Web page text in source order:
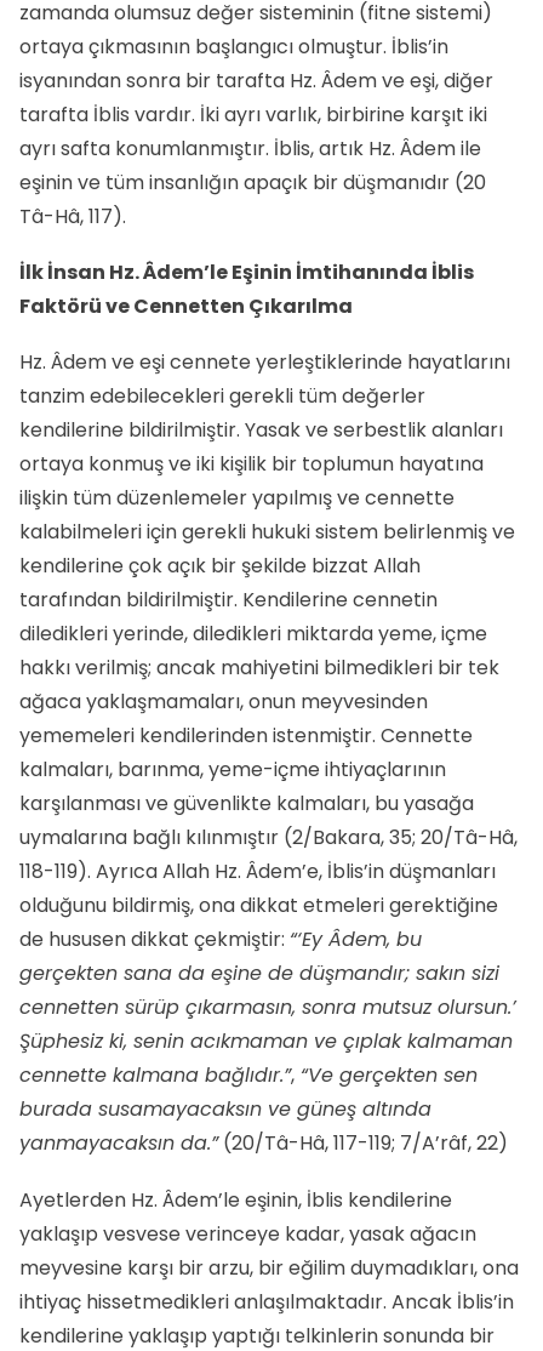
zamanda olumsuz değer sisteminin (fitne sistemi)
ortaya çıkmasının başlangıcı olmuştur. İblis’in
isyanından sonra bir tarafta Hz. Âdem ve eşi, diğer
tarafta İblis vardır. İki ayrı varlık, birbirine karşıt iki
ayrı safta konumlanmıştır. İblis, artık Hz. Âdem ile
eşinin ve tüm insanlığın apaçık bir düşmanıdır (20
Tâ-Hâ, 117).
İlk İnsan Hz. Âdem’le Eşinin İmtihanında İblis
Faktörü ve Cennetten Çıkarılma
Hz. Âdem ve eşi cennete yerleştiklerinde hayatlarını
tanzim edebilecekleri gerekli tüm değerler
kendilerine bildirilmiştir. Yasak ve serbestlik alanları
ortaya konmuş ve iki kişilik bir toplumun hayatına
ilişkin tüm düzenlemeler yapılmış ve cennette
kalabilmeleri için gerekli hukuki sistem belirlenmiş ve
kendilerine çok açık bir şekilde bizzat Allah
tarafından bildirilmiştir. Kendilerine cennetin
diledikleri yerinde, diledikleri miktarda yeme, içme
hakkı verilmiş; ancak mahiyetini bilmedikleri bir tek
ağaca yaklaşmamaları, onun meyvesinden
yememeleri kendilerinden istenmiştir. Cennette
kalmaları, barınma, yeme-içme ihtiyaçlarının
karşılanması ve güvenlikte kalmaları, bu yasağa
uymalarına bağlı kılınmıştır (2/Bakara, 35; 20/Tâ-Hâ,
118-119). Ayrıca Allah Hz. Âdem’e, İblis’in düşmanları
olduğunu bildirmiş, ona dikkat etmeleri gerektiğine
de hususen dikkat çekmiştir: “‘Ey Âdem, bu
gerçekten sana da eşine de düşmandır; sakın sizi
cennetten sürüp çıkarmasın, sonra mutsuz olursun.’
Şüphesiz ki, senin acıkmaman ve çıplak kalmaman
cennette kalmana bağlıdır.”, “Ve gerçekten sen
burada susamayacaksın ve güneş altında
yanmayacaksın da.”(20/Tâ-Hâ, 117-119; 7/A’râf, 22)
Ayetlerden Hz. Âdem’le eşinin, İblis kendilerine
yaklaşıp vesvese verinceye kadar, yasak ağacın
meyvesine karşı bir arzu, bir eğilim duymadıkları, ona
ihtiyaç hissetmedikleri anlaşılmaktadır. Ancak İblis’in
kendilerine yaklaşıp yaptığı telkinlerin sonunda bir